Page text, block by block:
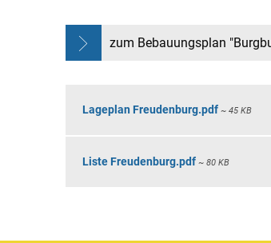
zum Bebauungsplan
Lageplan Freudenburg.pdf ~ 45 KB
Liste Freudenburg.pdf ~ 80 KB